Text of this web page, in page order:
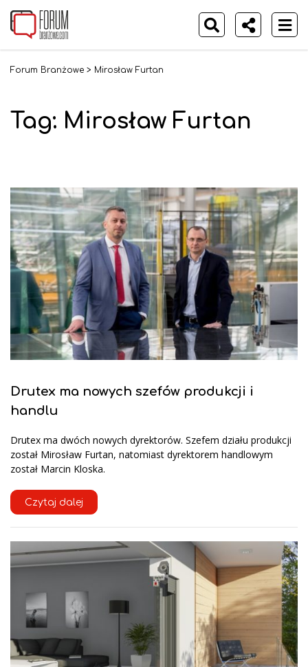
Forum Branżowe > Mirosław Furtan
Tag: Mirosław Furtan
Drutex ma nowych szefów produkcji i
handlu
Drutex ma dwóch nowych dyrektorów. Szefem działu produkcji
został Mirosław Furtan, natomiast dyrektorem handlowym
został Marcin Kloska.
Czytaj dalej